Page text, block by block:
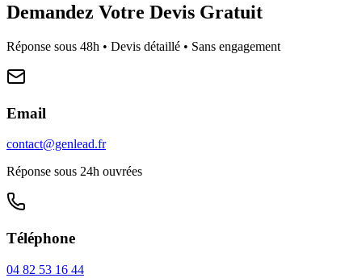
Demandez Votre Devis Gratuit
Réponse sous 48h • Devis détaillé • Sans engagement
Email
contact@genlead.fr
Réponse sous 24h ouvrées
Téléphone
04 82 53 16 44